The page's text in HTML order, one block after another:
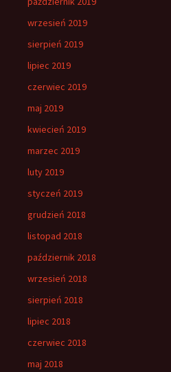
wrzesień 2019
sierpień 2019
lipiec 2019
czerwiec 2019
maj 2019
kwiecień 2019
marzec 2019
luty 2019
styczeń 2019
grudzień 2018
listopad 2018
październik 2018
wrzesień 2018
sierpień 2018
lipiec 2018
czerwiec 2018
maj 2018